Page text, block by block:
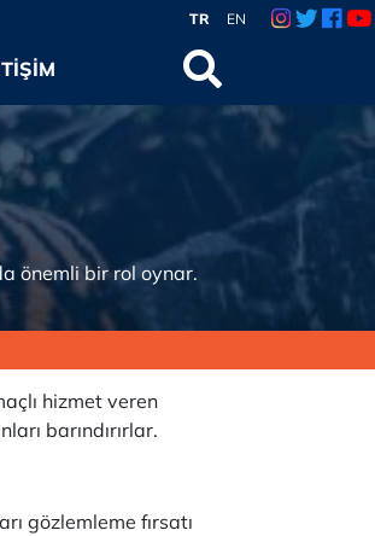
TR EN
önemli bir rol oynar.
hizmet veren
barındırırlar.
gözlemleme fırsatı